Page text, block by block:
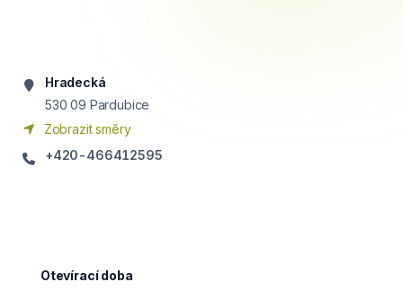
Hradecká
530 09 Pardubice
Zobrazit směry
+420-466412595
Otevírací doba